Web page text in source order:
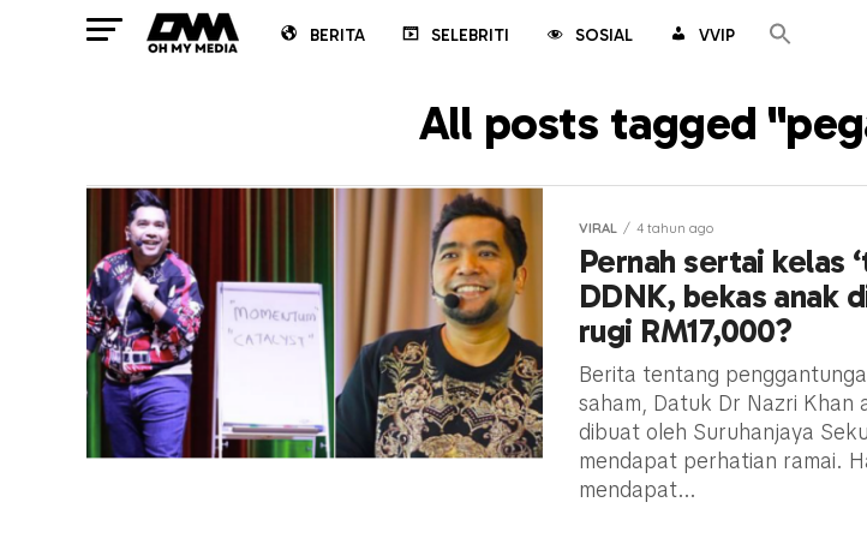
BERITA SELEBRITI SOSIAL VVIP
All posts tagged
VIRAL 4 tahun ago
Pernah sertai kelas
DDNK, bekas anak
rugi RM17,000?
Berita tentang
saham, Datuk Dr Nazri Khan
dibuat oleh Suruhanjaya
mendapat perhatian ramai.
mendapat...